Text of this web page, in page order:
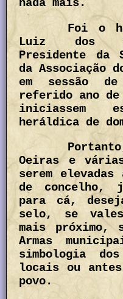
nada mais.
Foi o
Luiz dos
Presidente da
da Associação
em sessão
referido ano de
iniciassem
heráldica de
Oeiras e
serem
de concelho,
para cá,
selo, se
mais próximo,
Armas
simbologia
locais ou
povo.